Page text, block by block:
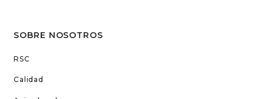
SOBRE NOSOTROS
RSC
Calidad